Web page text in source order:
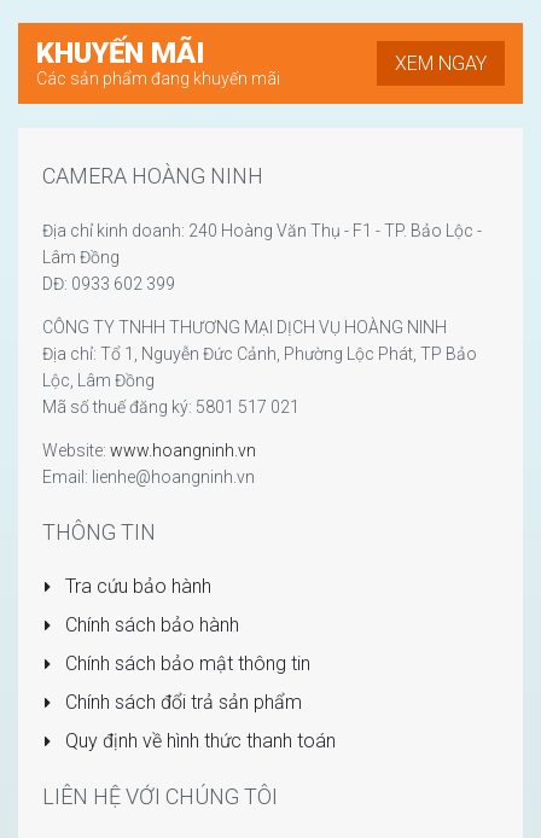
KHUYẾN MÃI
Các sản phẩm đang khuyến mãi
XEM NGAY
CAMERA HOÀNG NINH
Địa chỉ kinh doanh: 240 Hoàng Văn Thụ - F1 - TP. Bảo Lộc -
Lâm Đồng
DĐ: 0933 602 399
CÔNG TY TNHH THƯƠNG MẠI DỊCH VỤ HOÀNG NINH
Địa chỉ: Tổ 1, Nguyễn Đức Cảnh, Phường Lộc Phát, TP Bảo
Lộc, Lâm Đồng
Mã số thuế đăng ký: 5801 517 021
Website: www.hoangninh.vn
Email: lienhe@hoangninh.vn
THÔNG TIN
Tra cứu bảo hành
Chính sách bảo hành
Chính sách bảo mật thông tin
Chính sách đổi trả sản phẩm
Quy định về hình thức thanh toán
LIÊN HỆ VỚI CHÚNG TÔI